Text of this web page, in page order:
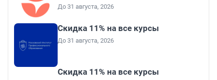
До 31 августа, 2026
Скидка 11% на все курсы
До 31 августа, 2026
Скидка 11% на все курсы